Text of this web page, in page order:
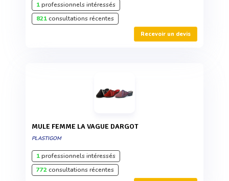
1professionnels intéressés
821consultations récentes
Recevoir un devis
MULE FEMME LA VAGUE DARGOT
PLASTIGOM
1professionnels intéressés
772consultations récentes